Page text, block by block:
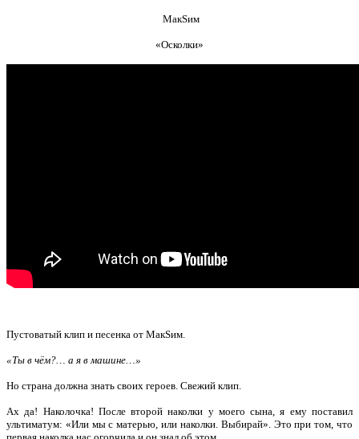
МакSим
«Осколки»
Пустоватый клип и песенка от МакSим.
«Ты в чём?… а я в машине…»
Но страна должна знать своих героев. Свежий клип.
Ах да! Наколочка! После второй наколки у моего сына, я ему поставил
ультиматум: «Или мы с матерью, или наколки. Выбирай». Это при том, что